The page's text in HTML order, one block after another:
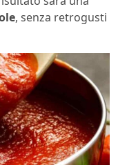
, senza retrogusti